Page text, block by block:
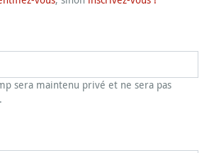
sera maintenu privé et ne sera pas